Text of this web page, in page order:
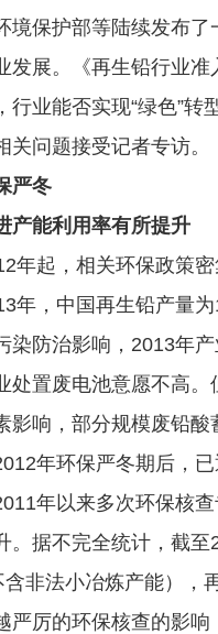
境保护部等陆续发布
发展。《再生铅行业
行业能否实现“绿色”
关问题接受记者专访。
严冬
能利用率有所提升
起，相关环保政策密
，中国再生铅产量为
染防治影响，2013年
处置废电池意愿不高
影响，部分规模废铅
年环保严冬期后，已
年以来多次环保核查
。据不完全统计，截至
非法小冶炼产能），
的环保核查的影响